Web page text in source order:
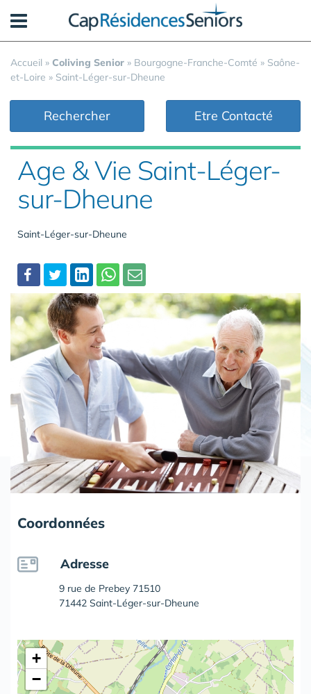
Accueil » Coliving Senior » Bourgogne-Franche-Comté » Saône-
et-Loire » Saint-Léger-sur-Dheune
Rechercher Etre Contacté
Age & Vie Saint-Léger-
sur-Dheune
Saint-Léger-sur-Dheune
Partager
Coordonnées
Adresse
9 rue de Prebey 71510
71442 Saint-Léger-sur-Dheune
+
−